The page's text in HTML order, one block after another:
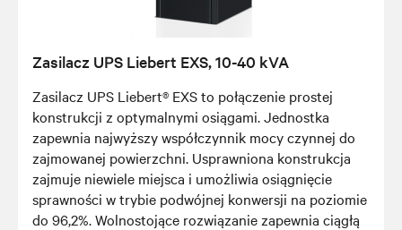
Zasilacz UPS Liebert EXS, 10-40 kVA
Zasilacz UPS Liebert® EXS to połączenie prostej
konstrukcji z optymalnymi osiągami. Jednostka
zapewnia najwyższy współczynnik mocy czynnej do
zajmowanej powierzchni. Usprawniona konstrukcja
zajmuje niewiele miejsca i umożliwia osiągnięcie
sprawności w trybie podwójnej konwersji na poziomie
do 96,2%. Wolnostojące rozwiązanie zapewnia ciągłą